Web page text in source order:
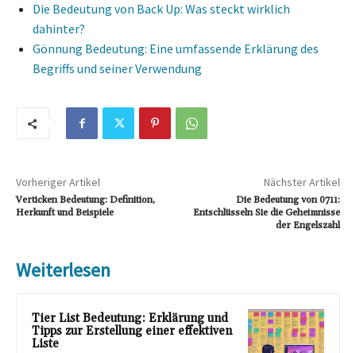
Die Bedeutung von Back Up: Was steckt wirklich
dahinter?
Gönnung Bedeutung: Eine umfassende Erklärung des
Begriffs und seiner Verwendung
Vorheriger Artikel
Verticken Bedeutung: Definition,
Herkunft und Beispiele
Nächster Artikel
Die Bedeutung von 0711:
Entschlüsseln Sie die Geheimnisse
der Engelszahl
Weiterlesen
Tier List Bedeutung: Erklärung und
Tipps zur Erstellung einer effektiven
Liste